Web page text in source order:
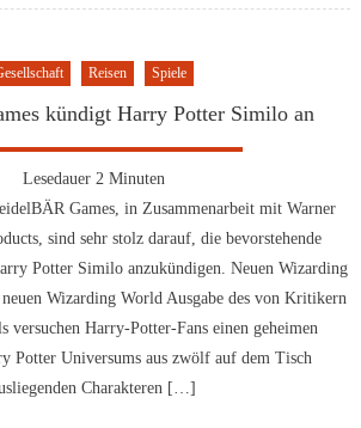
Reisen Spiele
kündigt Harry Potter Similo an
Lesedauer 2 Minuten
Games, in Zusammenarbeit mit Warner
sind sehr stolz darauf, die bevorstehende
Potter Similo anzukündigen. Neuen Wizarding
Wizarding World Ausgabe des von Kritikern
versuchen Harry-Potter-Fans einen geheimen
Potter Universums aus zwölf auf dem Tisch
Charakteren […]